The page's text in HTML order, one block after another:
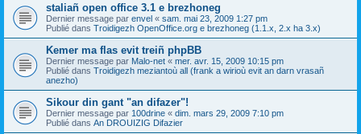
staliañ open office 3.1 e brezhoneg
Dernier message par envel « sam. mai 23, 2009 1:27 pm
Publié dans Troidigezh OpenOffice.org e brezhoneg (1.1.x, 2.x ha 3.x)
Kemer ma flas evit treiñ phpBB
Dernier message par Malo-net « mer. avr. 15, 2009 10:15 pm
Publié dans Troidigezh meziantoù all (frank a wirioù evit an darn vrasañ
anezho)
Sikour din gant "an difazer"!
Dernier message par 100drine « dim. mars 29, 2009 7:10 pm
Publié dans An DROUIZIG Difazier